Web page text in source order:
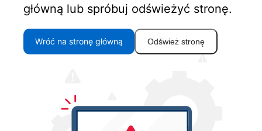
główną lub spróbuj odświeżyć stronę.
Wróć na stronę główną Odśwież stronę